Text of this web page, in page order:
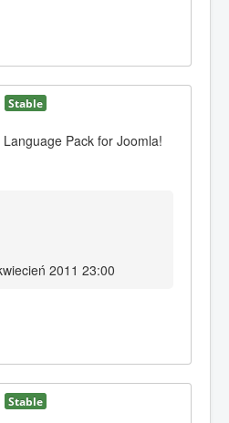
Stable
Pack for Joomla!
2011 23:00
Stable